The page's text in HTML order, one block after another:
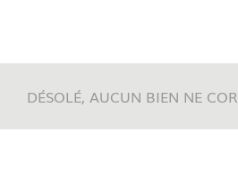
DÉSOLÉ, AUCUN BIEN NE